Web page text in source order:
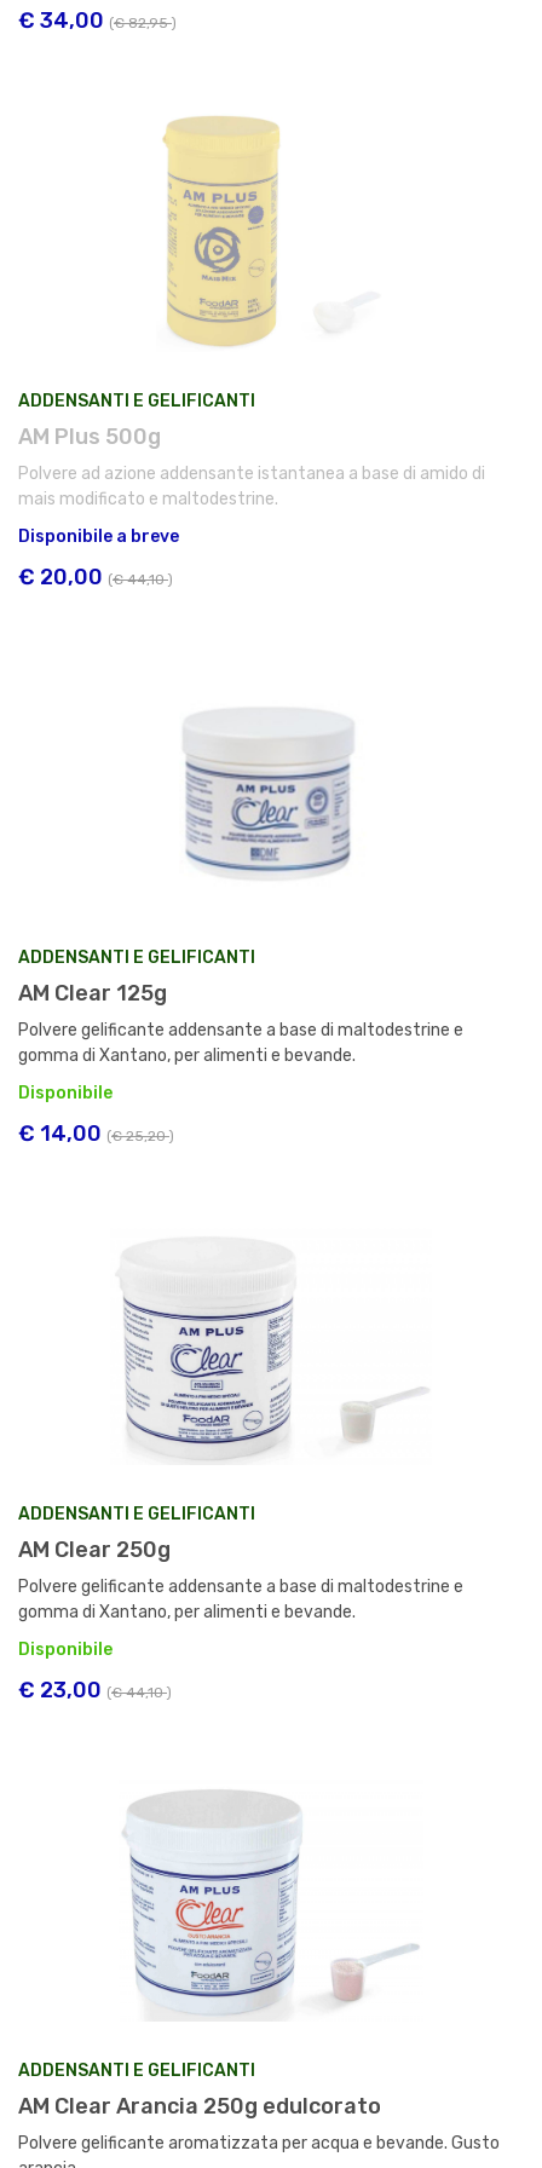
€ 34,00 (€ 82,95)
ADDENSANTI E GELIFICANTI
AM Plus 500g
Polvere ad azione addensante istantanea a base di amido di
mais modificato e maltodestrine.
Disponibile a breve
€ 20,00 (€ 44,10)
ADDENSANTI E GELIFICANTI
AM Clear 125g
Polvere gelificante addensante a base di maltodestrine e
gomma di Xantano, per alimenti e bevande.
Disponibile
€ 14,00 (€ 25,20)
ADDENSANTI E GELIFICANTI
AM Clear 250g
Polvere gelificante addensante a base di maltodestrine e
gomma di Xantano, per alimenti e bevande.
Disponibile
€ 23,00 (€ 44,10)
ADDENSANTI E GELIFICANTI
AM Clear Arancia 250g edulcorato
Polvere gelificante aromatizzata per acqua e bevande. Gusto